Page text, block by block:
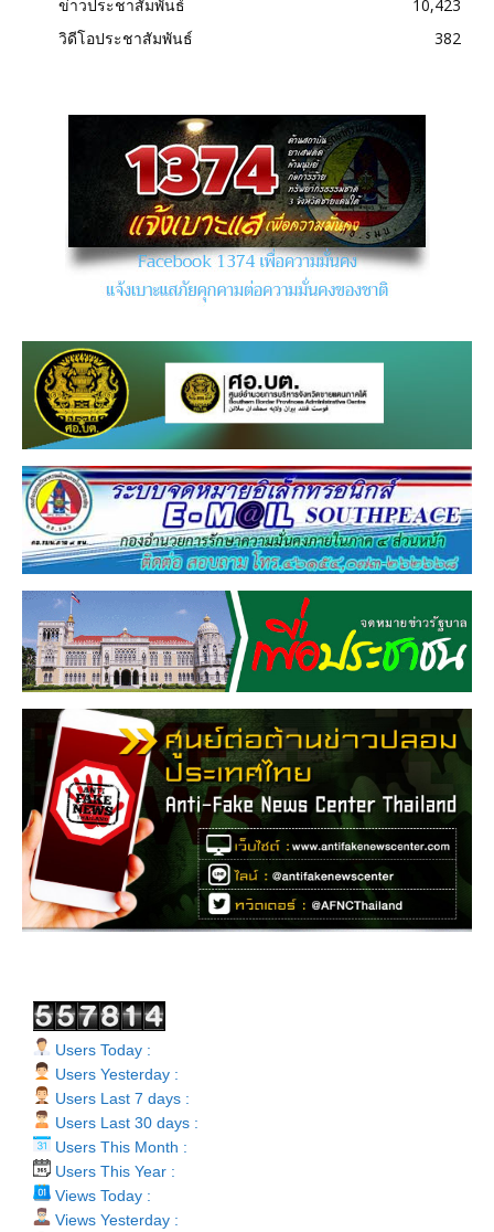
ข่าวประชาสัมพันธ์
10,423
วิดีโอประชาสัมพันธ์
382
Users Today :
Users Yesterday :
Users Last 7 days :
Users Last 30 days :
Users This Month :
Users This Year :
Views Today :
Views Yesterday :